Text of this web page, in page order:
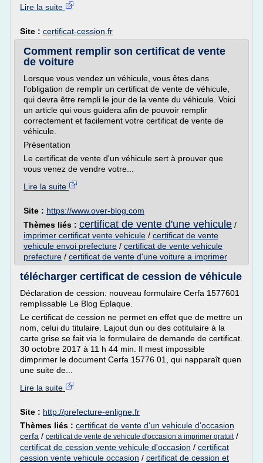
Lire la suite
Site : certificat-cession.fr
Comment remplir son certificat de vente
de voiture
Lorsque vous vendez un véhicule, vous êtes dans
l'obligation de remplir un certificat de vente de véhicule,
qui devra être rempli le jour de la vente du véhicule. Voici
un article qui vous guidera afin de pouvoir remplir
correctement et facilement votre certificat de vente de
véhicule.
Présentation
Le certificat de vente d'un véhicule sert à prouver que
vous venez de vendre votre...
Lire la suite
Site : https://www.over-blog.com
Thèmes liés : certificat de vente d'une vehicule /
imprimer certificat vente vehicule / certificat de vente
vehicule envoi prefecture / certificat de vente vehicule
prefecture / certificat de vente d'une voiture a imprimer
télécharger certificat de cession de véhicule
Déclaration de cession: nouveau formulaire Cerfa 1577601
remplissable Le Blog Eplaque.
Le certificat de cession ne permet en effet que de mettre un
nom, celui du titulaire. Lajout dun ou des cotitulaire à la
carte grise se fait via le formulaire de demande de certificat.
30 octobre 2017 à 11 h 44 min. Il mest impossible
dimprimer le document Cerfa 15776 01, qui napparaît quen
une suite de...
Lire la suite
Site : http://prefecture-enligne.fr
Thèmes liés : certificat de vente d'un vehicule d'occasion
cerfa / certificat de vente de vehicule d'occasion a imprimer gratuit/
certificat de cession vente vehicule d'occasion / certificat
cession vente vehicule occasion / certificat de cession et